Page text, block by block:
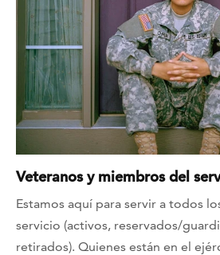
Veteranos y miembros del
Estamos aquí para servir a todos
servicio (activos, reservados/
retirados). Quienes están en el